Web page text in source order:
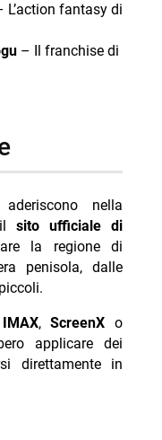
L’action fantasy di
– Il franchise di
nella
ilsito ufficiale di
la regione di
penisola, dalle
IMAX,ScreenX o
applicare dei
direttamente in